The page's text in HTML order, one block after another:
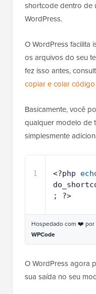
shortcode dentro de
WordPress.
O WordPress facilita
os arquivos do seu
fez isso antes,
copiar e colar
Basicamente, você
qualquer modelo de
simplesmente
1 <?php
; ?>
Hospedado com ❤️ por
WPCode
O WordPress agora
sua saída no seu